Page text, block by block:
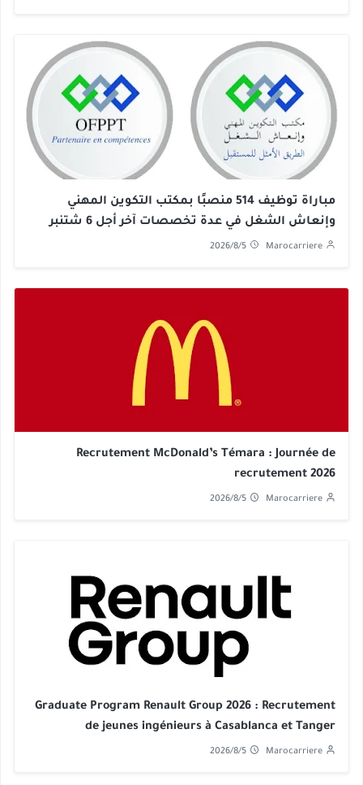
مباراة توظيف 514 منصبًا بمكتب التكوين المهني
وإنعاش الشغل في عدة تخصصات آخر أجل 6 شتنبر
2026
Marocarriere
2026/8/5
Recrutement McDonald’s Témara : Journée de
recrutement 2026
Marocarriere
2026/8/5
Graduate Program Renault Group 2026 : Recrutement
de jeunes ingénieurs à Casablanca et Tanger
Marocarriere
2026/8/5